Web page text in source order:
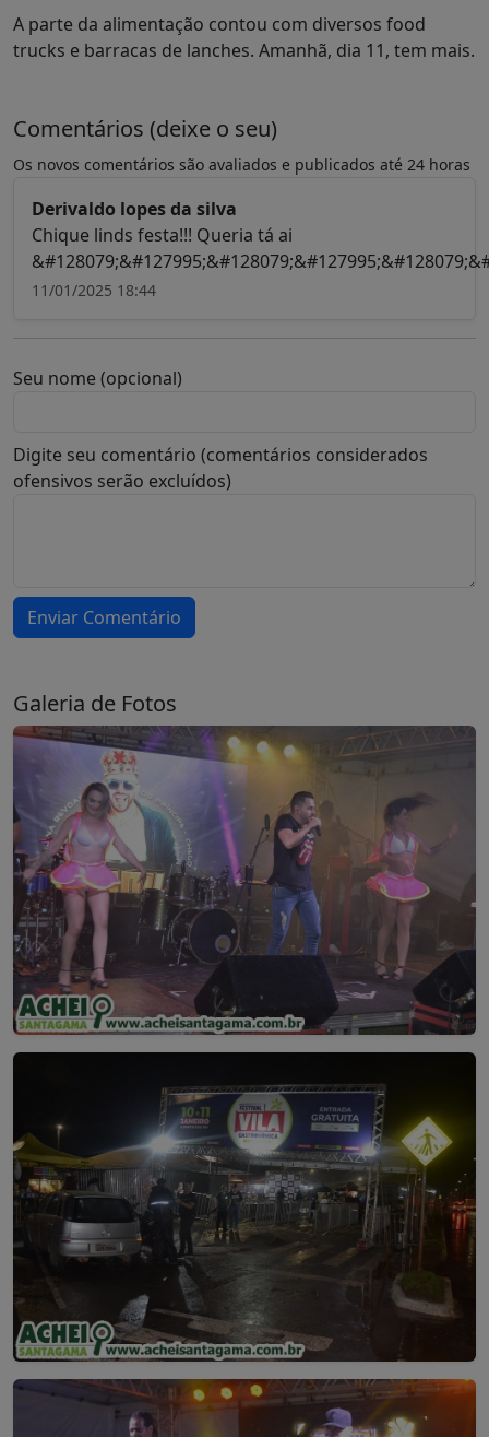
A parte da alimentação contou com diversos food
trucks e barracas de lanches. Amanhã, dia 11, tem mais.
Comentários (deixe o seu)
Os novos comentários são avaliados e publicados até 24 horas
Derivaldo lopes da silva
Chique linds festa!!! Queria tá ai
11/01/2025 18:44
Seu nome (opcional)
Digite seu comentário (comentários considerados
ofensivos serão excluídos)
Enviar Comentário
Galeria de Fotos